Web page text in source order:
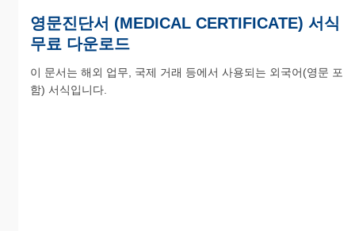
영문진단서 (MEDICAL CERTIFICATE) 서식
무료 다운로드
이 문서는 해외 업무, 국제 거래 등에서 사용되는 외국어(영문 포
함) 서식입니다.